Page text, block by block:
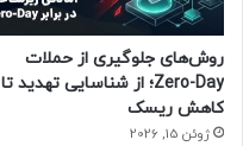
روش‌های جلوگیری از حملات
Zero-Day؛ از شناسایی تهدید تا
کاهش ریسک
ژوئن 15, 2026